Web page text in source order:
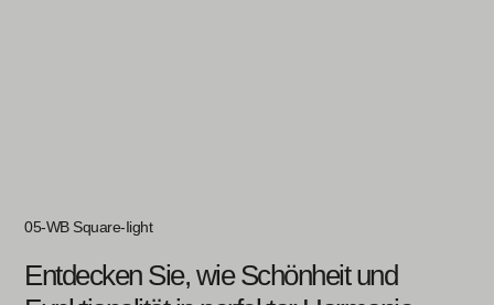
05-WB Square-Iight
Entdecken Sie, wie Schönheit und